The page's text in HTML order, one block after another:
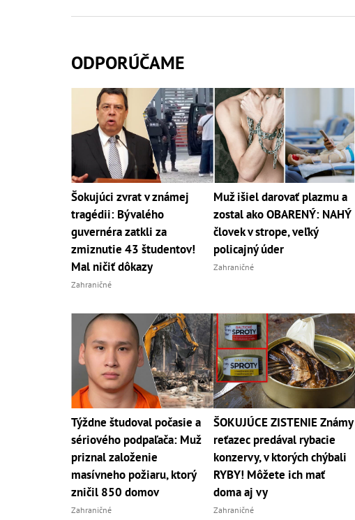
ODPORÚČAME
Šokujúci zvrat v známej
tragédii: Bývalého
guvernéra zatkli za
zmiznutie 43 študentov!
Mal ničiť dôkazy
Zahraničné
Muž išiel darovať plazmu a
zostal ako OBARENÝ: NAHÝ
človek v strope, veľký
policajný úder
Zahraničné
Týždne študoval počasie a
sériového podpaľača: Muž
priznal založenie
masívneho požiaru, ktorý
zničil 850 domov
Zahraničné
ŠOKUJÚCE ZISTENIE Známy
reťazec predával rybacie
konzervy, v ktorých chýbali
RYBY! Môžete ich mať
doma aj vy
Zahraničné